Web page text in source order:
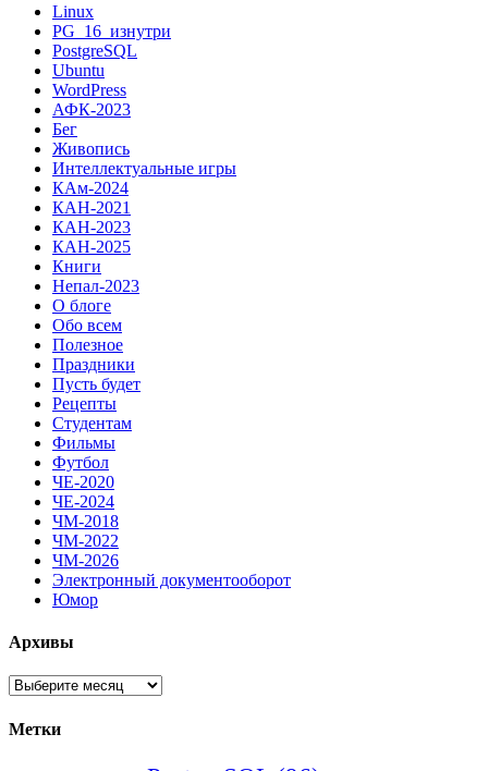
Linux
PG_16_изнутри
PostgreSQL
Ubuntu
WordPress
АФК-2023
Бег
Живопись
Интеллектуальные игры
КАм-2024
КАН-2021
КАН-2023
КАН-2025
Книги
Непал-2023
О блоге
Обо всем
Полезное
Праздники
Пусть будет
Рецепты
Студентам
Фильмы
Футбол
ЧЕ-2020
ЧЕ-2024
ЧМ-2018
ЧМ-2022
ЧМ-2026
Электронный документооборот
Юмор
Архивы
Архивы
Метки